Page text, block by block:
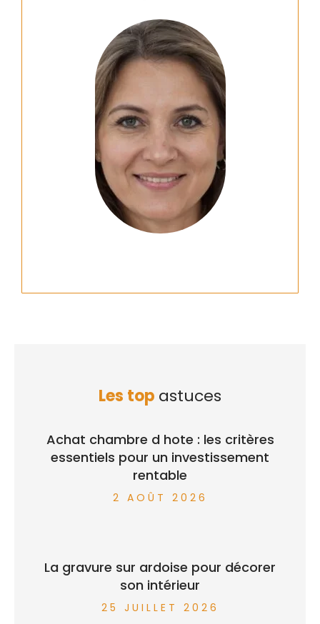
Les top astuces
Achat chambre d hote : les critères
essentiels pour un investissement
rentable
2 AOÛT 2026
La gravure sur ardoise pour décorer
son intérieur
25 JUILLET 2026